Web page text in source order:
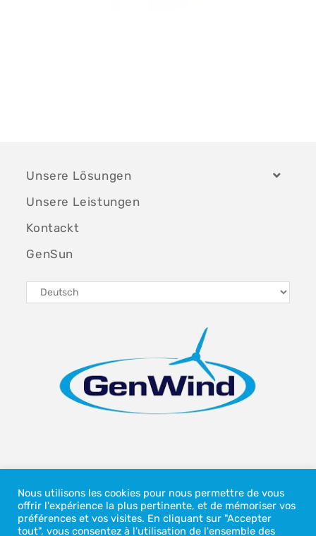
Unsere Lösungen
Unsere Leistungen
Kontackt
GenSun
Boeschepe, France
+33 (0)3 28 43 99 28
Nous utilisons les cookies pour nous permettre de vous
offrir l'expérience la plus pertinente, et de mémoriser vos
préférences et vos visites. En cliquant sur "Accepter
tout", vous consentez à l'utilisation de l'ensemble des